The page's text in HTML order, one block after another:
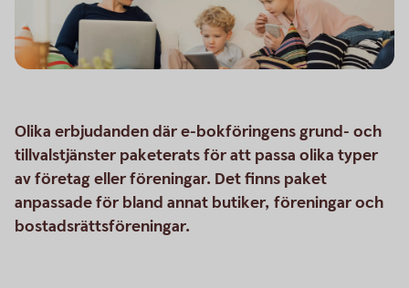
Olika erbjudanden där e-bokföringens grund- och
tillvalstjänster paketerats för att passa olika typer
av företag eller föreningar. Det finns paket
anpassade för bland annat butiker, föreningar och
bostadsrättsföreningar.